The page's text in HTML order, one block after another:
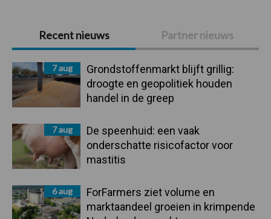
Primaire
Sidebar
Recent nieuws Partner nieuws
7 aug
Grondstoffenmarkt blijft grillig:
droogte en geopolitiek houden
handel in de greep
7 aug
De speenhuid: een vaak
onderschatte risicofactor voor
mastitis
6 aug
ForFarmers ziet volume en
marktaandeel groeien in krimpende